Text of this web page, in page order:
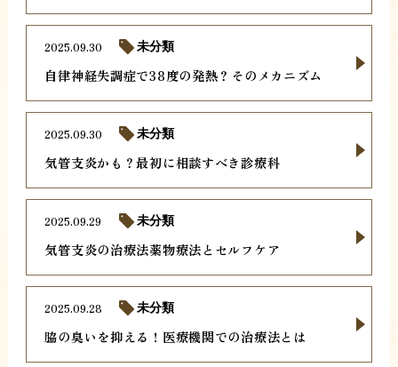
自律神経失調症で38度の発熱？そのメカニズム
2025.09.30 未分類
気管支炎かも？最初に相談すべき診療科
2025.09.30 未分類
気管支炎の治療法薬物療法とセルフケア
2025.09.29 未分類
脇の臭いを抑える！医療機関での治療法とは
2025.09.28 未分類